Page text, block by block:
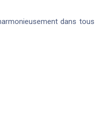
dans tous